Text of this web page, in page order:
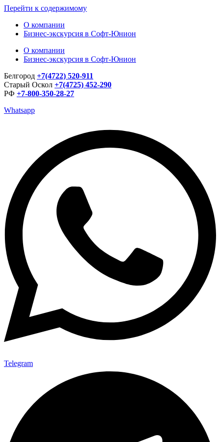
Перейти к содержимому
О компании
Бизнес-экскурсия в Софт-Юнион
О компании
Бизнес-экскурсия в Софт-Юнион
Белгород +7(4722) 520-911
Старый Оскол +7(4725) 452-290
РФ +7-800-350-28-27
Whatsapp
Telegram